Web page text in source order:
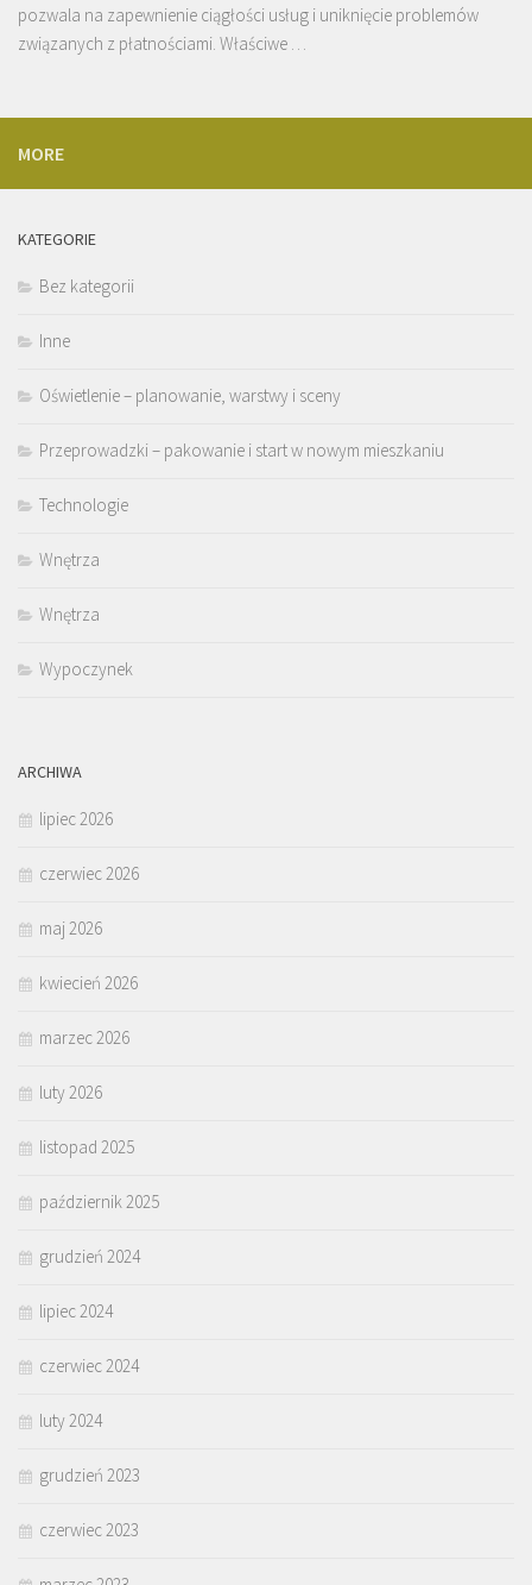
pozwala na zapewnienie ciągłości usług i uniknięcie problemów
związanych z płatnościami. Właściwe …
MORE
KATEGORIE
Bez kategorii
Inne
Oświetlenie – planowanie, warstwy i sceny
Przeprowadzki – pakowanie i start w nowym mieszkaniu
Technologie
Wnętrza
Wnętrza
Wypoczynek
ARCHIWA
lipiec 2026
czerwiec 2026
maj 2026
kwiecień 2026
marzec 2026
luty 2026
listopad 2025
październik 2025
grudzień 2024
lipiec 2024
czerwiec 2024
luty 2024
grudzień 2023
czerwiec 2023